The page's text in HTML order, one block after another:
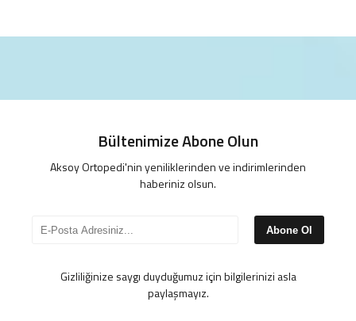
Bültenimize Abone Olun
Aksoy Ortopedi'nin yeniliklerinden ve indirimlerinden
haberiniz olsun.
Abone Ol
Gizliliğinize saygı duyduğumuz için bilgilerinizi asla
paylaşmayız.